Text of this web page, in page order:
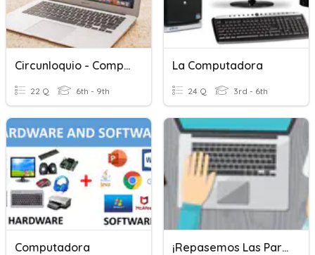
Circunloquio - Computadora
22 Q 6th - 9th
La Computadora
24 Q 3rd - 6th
Computadora ¡Repasemos Las Partes De La Computadora!